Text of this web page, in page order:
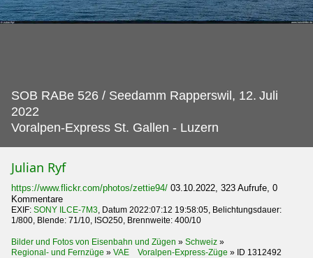
SOB RABe 526 / Seedamm Rapperswil, 12. Juli
2022
Voralpen-Express St. Gallen - Luzern
Julian Ryf
https://www.flickr.com/photos/zettie94/ 03.10.2022, 323 Aufrufe, 0
Kommentare
EXIF: SONY ILCE-7M3, Datum 2022:07:12 19:58:05, Belichtungsdauer:
1/800, Blende: 71/10, ISO250, Brennweite: 400/10
Bilder und Fotos von Eisenbahn und Zügen » Schweiz »
Regional- und Fernzüge » VAE Voralpen-Express-Züge » ID 1312492